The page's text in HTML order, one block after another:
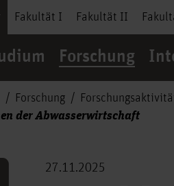
Fakultät I Fakultät II
Forschung
Forschung
der Abwasserwirtschaft
27.11.2025